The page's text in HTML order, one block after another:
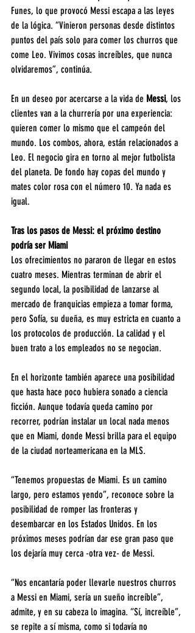
Funes, lo que provocó Messi escapa a las leyes
de la lógica. “Vinieron personas desde distintos
puntos del país solo para comer los churros que
come Leo. Vivimos cosas increíbles, que nunca
olvidaremos”, continúa.
En un deseo por acercarse a la vida de Messi, los
clientes van a la churrería por una experiencia:
quieren comer lo mismo que el campeón del
mundo. Los combos, ahora, están relacionados a
Leo. El negocio gira en torno al mejor futbolista
del planeta. De fondo hay copas del mundo y
mates color rosa con el número 10. Ya nada es
igual.
Tras los pasos de Messi: el próximo destino
podría ser Miami
Los ofrecimientos no pararon de llegar en estos
cuatro meses. Mientras terminan de abrir el
segundo local, la posibilidad de lanzarse al
mercado de franquicias empieza a tomar forma,
pero Sofía, su dueña, es muy estricta en cuanto a
los protocolos de producción. La calidad y el
buen trato a los empleados no se negocian.
En el horizonte también aparece una posibilidad
que hasta hace poco hubiera sonado a ciencia
ficción. Aunque todavía queda camino por
recorrer, podrían instalar un local nada menos
que en Miami, donde Messi brilla para el equipo
de la ciudad norteamericana en la MLS.
“Tenemos propuestas de Miami. Es un camino
largo, pero estamos yendo”, reconoce sobre la
posibilidad de romper las fronteras y
desembarcar en los Estados Unidos. En los
próximos meses podrían dar ese gran paso que
los dejaría muy cerca -otra vez- de Messi.
“Nos encantaría poder llevarle nuestros churros
a Messi en Miami, sería un sueño increíble”,
admite, y en su cabeza lo imagina. “Sí, increíble”,
se repite a sí misma, como si todavía no